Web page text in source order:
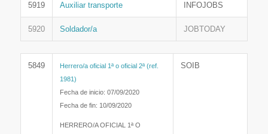
5919 Auxiliar transporte INFOJOBS
5920 Soldador/a JOBTODAY
5849
Herrero/a oficial 1ª o oficial 2ª (ref.
1981)
Fecha de inicio: 07/09/2020
Fecha de fin: 10/09/2020
HERRERO/A OFICIAL 1ª O
SOIB